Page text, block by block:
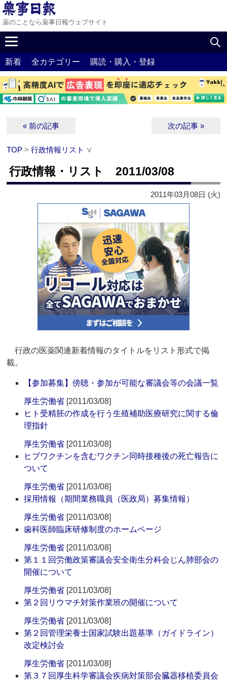
薬のことなら薬事日報ウェブサイト
新着 全カテゴリー 購読・購入・登録
« 前の記事 次の記事 »
TOP >行政情報リスト ∨
行政情報・リスト 2011/03/08
2011年03月08日 (火)
行政の医薬関連新着情報のタイトルをリスト形式で掲
載。
【参加募集】傍聴・参加が可能な審議会等の会議一覧
厚生労働省 [2011/03/08]
ヒト受精胚の作成を行う生殖補助医療研究に関する倫
理指針
厚生労働省 [2011/03/08]
ヒブワクチンを含むワクチン同時接種後の死亡報告に
ついて
厚生労働省 [2011/03/08]
採用情報（期間業務職員（医政局）募集情報）
厚生労働省 [2011/03/08]
歯科医師臨床研修制度のホームページ
厚生労働省 [2011/03/08]
第１１回労働政策審議会安全衛生分科会じん肺部会の
開催について
厚生労働省 [2011/03/08]
第２回リウマチ対策作業班の開催について
厚生労働省 [2011/03/08]
第２回管理栄養士国家試験出題基準（ガイドライン）
改定検討会
厚生労働省 [2011/03/08]
第３７回厚生科学審議会疾病対策部会臓器移植委員会